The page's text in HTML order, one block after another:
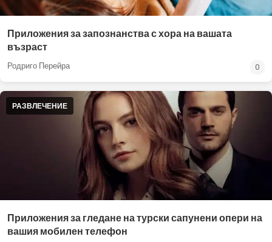
Приложения за запознанства с хора на вашата
възраст
Родриго Перейра 0
РАЗВЛЕЧЕНИЕ
Приложения за гледане на турски сапунени опери на
вашия мобилен телефон